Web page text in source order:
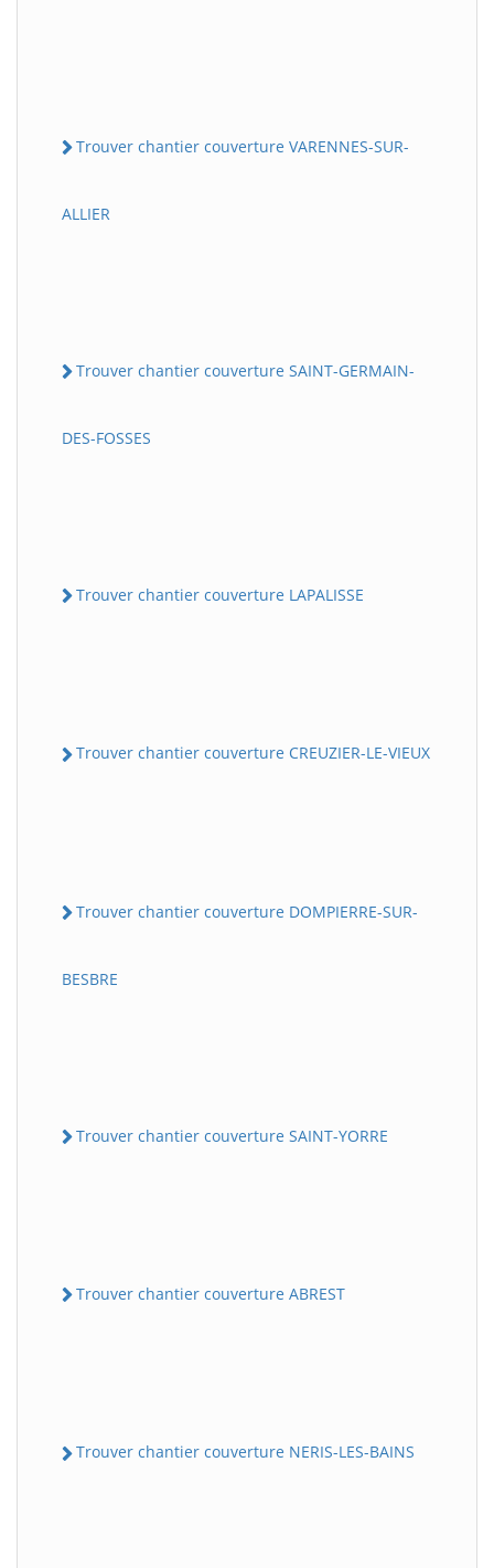
Trouver chantier couverture VARENNES-SUR-
ALLIER
Trouver chantier couverture SAINT-GERMAIN-
DES-FOSSES
Trouver chantier couverture LAPALISSE
Trouver chantier couverture CREUZIER-LE-VIEUX
Trouver chantier couverture DOMPIERRE-SUR-
BESBRE
Trouver chantier couverture SAINT-YORRE
Trouver chantier couverture ABREST
Trouver chantier couverture NERIS-LES-BAINS